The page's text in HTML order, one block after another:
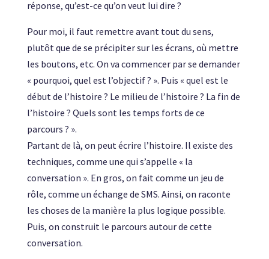
réponse, qu’est-ce qu’on veut lui dire ?
Pour moi, il faut remettre avant tout du sens,
plutôt que de se précipiter sur les écrans, où mettre
les boutons, etc. On va commencer par se demander
« pourquoi, quel est l’objectif ? ». Puis « quel est le
début de l’histoire ? Le milieu de l’histoire ? La fin de
l’histoire ? Quels sont les temps forts de ce
parcours ? ».
Partant de là, on peut écrire l’histoire. Il existe des
techniques, comme une qui s’appelle « la
conversation ». En gros, on fait comme un jeu de
rôle, comme un échange de SMS. Ainsi, on raconte
les choses de la manière la plus logique possible.
Puis, on construit le parcours autour de cette
conversation.